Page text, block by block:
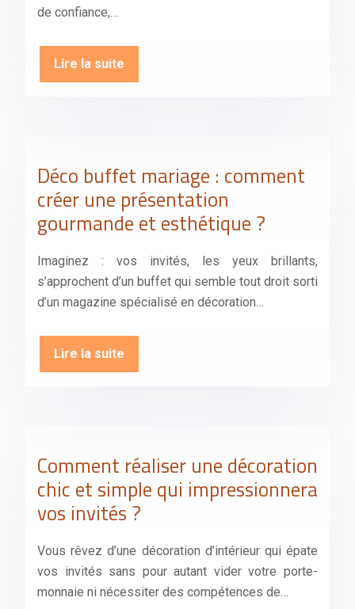
de confiance,…
Lire la suite
Déco buffet mariage : comment
créer une présentation
gourmande et esthétique ?
Imaginez : vos invités, les yeux brillants,
s’approchent d’un buffet qui semble tout droit sorti
d’un magazine spécialisé en décoration…
Lire la suite
Comment réaliser une décoration
chic et simple qui impressionnera
vos invités ?
Vous rêvez d’une décoration d’intérieur qui épate
vos invités sans pour autant vider votre porte-
monnaie ni nécessiter des compétences de…